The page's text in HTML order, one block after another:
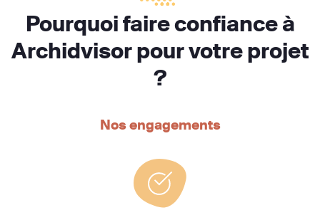
Pourquoi faire confiance à
Archidvisor pour votre projet
?
Nos engagements